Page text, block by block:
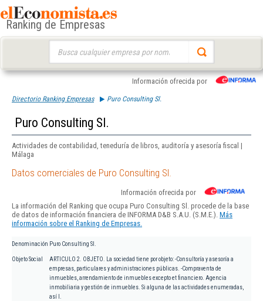
Ranking de Empresas
Información ofrecida por
Directorio Ranking Empresas Puro Consulting Sl.
Puro Consulting Sl.
Actividades de contabilidad, teneduría de libros, auditoría y asesoría fiscal |
Málaga
Datos comerciales de Puro Consulting Sl.
Información ofrecida por
La información del Ranking que ocupa Puro Consulting Sl. procede de la base
de datos de información financiera de INFORMA D&B S.A.U. (S.M.E.). Más
información sobre el Ranking de Empresas.
Denominación Puro Consulting Sl.
Objeto Social
ARTICULO 2. OBJETO. La sociedad tiene por objeto: -Consultoría y asesoría a
empresas, particulares y administraciones públicas. -Compraventa de
inmuebles, arrendamiento de inmuebles excepto et financiero. Agencia
inmobiliaria y gestión de inmuebles. Si alguna de las actividades enumeradas,
así l.